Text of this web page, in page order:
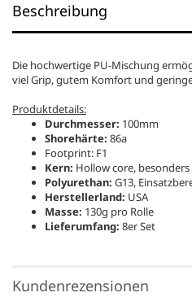
Beschreibung
Die hochwertige PU-Mischung
viel Grip, gutem Komfort und
Produktdetails:
Durchmesser: 100mm
Shorehärte: 86a
Footprint: F1
Kern: Hollow core,
Polyurethan: G13,
Herstellerland: USA
Masse: 130g pro Rolle
Lieferumfang: 8er Set
Kundenrezensionen